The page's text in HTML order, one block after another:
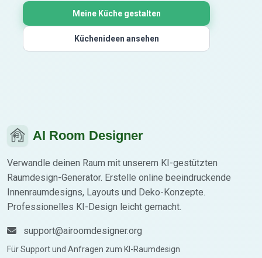
Meine Küche gestalten
Küchenideen ansehen
AI Room Designer
Verwandle deinen Raum mit unserem KI-gestützten
Raumdesign-Generator. Erstelle online beeindruckende
Innenraumdesigns, Layouts und Deko-Konzepte.
Professionelles KI-Design leicht gemacht.
support@airoomdesigner.org
Für Support und Anfragen zum KI-Raumdesign